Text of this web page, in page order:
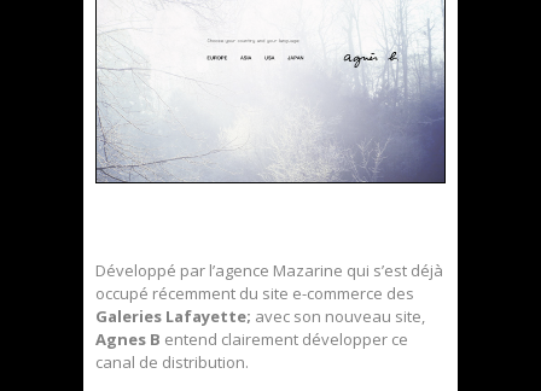
Développé par l’agence Mazarine qui s’est déjà
occupé récemment du site e-commerce des
Galeries Lafayette; avec son nouveau site,
Agnes B entend clairement développer ce
canal de distribution.